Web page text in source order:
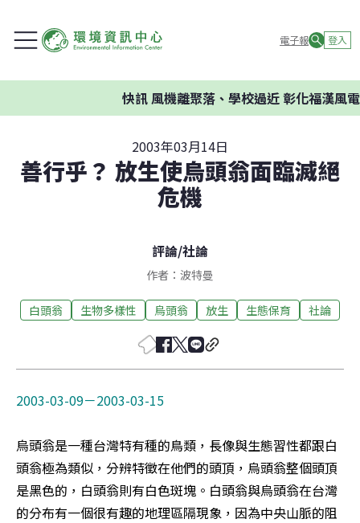
電子報 登入
快訊風機離聚落、學校過近 彰化福漢風電
2003年03月14日
善行乎？ 放生使烏頭翁面臨滅絕
危機
評論/社論
作者：波特曼
白頭翁 生物多樣性 烏頭翁 放生 生態保育 社論
烏頭翁是一種台灣特有種的鳥類，長像與生態習性都跟白
頭翁極為類似，分辨特徵在他們的頭頂，烏頭翁整個頭頂
是黑色的，白頭翁則有白色斑塊。白頭翁與烏頭翁在台灣
的分布有一個很有趣的地理區隔現象，因為中央山脈的阻